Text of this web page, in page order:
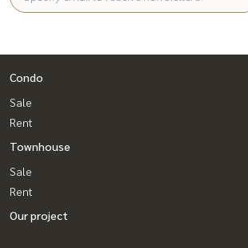
Condo
Sale
Rent
Townhouse
Sale
Rent
Our project